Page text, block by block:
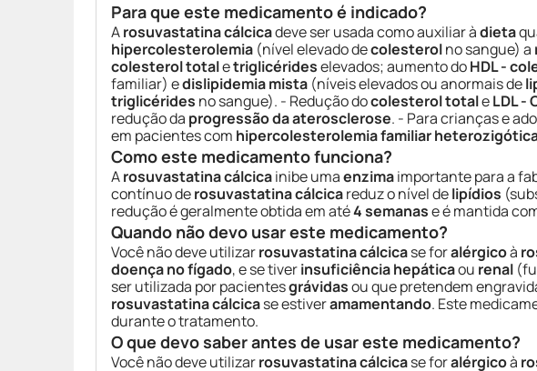
Para que este medicamento é indicado?
Arosuvastatina cálcicadeve ser usada como auxiliar àdieta
hipercolesterolemia (nível elevado decolesterolno sangue) a
colesterol totaletriglicérideselevados; aumento doHDL -
familiar) edislipidemia mista (níveis elevados ou anormais de
triglicérides no sangue). - Redução docolesterol totaleLDL -
redução da progressão da aterosclerose. - Para crianças e
em pacientes com hipercolesterolemia familiar
Como este medicamento funciona?
Arosuvastatina cálcicainibe umaenzimaimportante para a
contínuo derosuvastatina cálcicareduz o nível delipídios
redução é geralmente obtida em até4 semanase é mantida
Quando não devo usar este medicamento?
Você não deve utilizarrosuvastatina cálcicase foralérgicoà
doença no fígado, e se tiverinsuficiência hepáticaou renal
ser utilizada por pacientesgrávidasou que pretendem
rosuvastatina cálcicase estiveramamentando. Este
durante o tratamento.
O que devo saber antes de usar este medicamento?
Você não deve utilizarrosuvastatina cálcicase foralérgicoà